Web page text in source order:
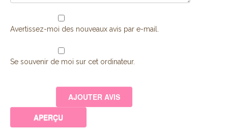
Avertissez-moi des nouveaux avis par e-mail.
Se souvenir de moi sur cet ordinateur.